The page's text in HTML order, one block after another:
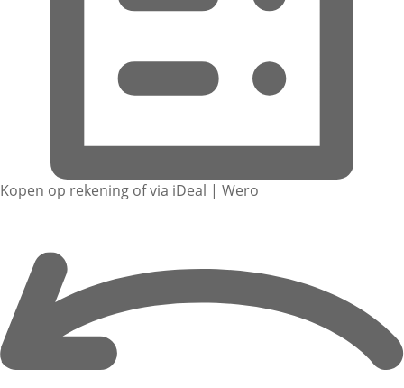
Kopen op rekening of via iDeal | Wero